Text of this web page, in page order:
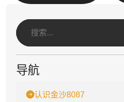
导航
认识金沙8087